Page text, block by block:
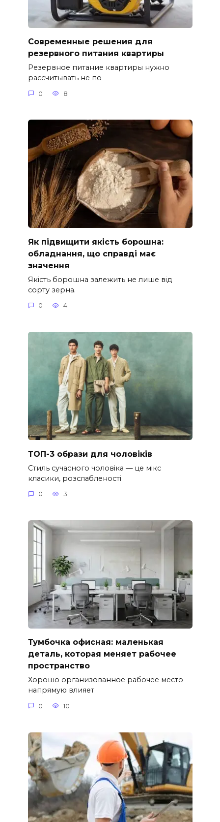
Современные решения для
резервного питания квартиры
Резервное питание квартиры нужно
рассчитывать не по
0 8
Як підвищити якість борошна:
обладнання, що справді має
значення
Якість борошна залежить не лише від
сорту зерна.
0 4
ТОП-3 образи для чоловіків
Стиль сучасного чоловіка — це мікс
класики, розслабленості
0 3
Тумбочка офисная: маленькая
деталь, которая меняет рабочее
пространство
Хорошо организованное рабочее место
напрямую влияет
0 10